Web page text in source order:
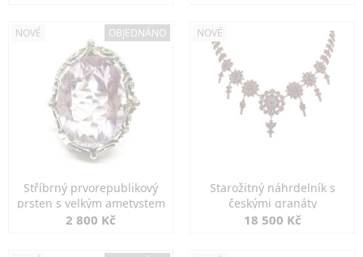
NOVÉ OBJEDNÁNO
Stříbrný prvorepublikový
prsten s velkým ametystem
2 800 Kč
NOVÉ
Starožitný náhrdelník s
českými granáty
18 500 Kč